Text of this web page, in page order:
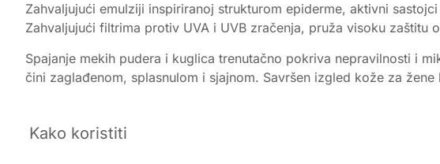
Zahvaljujući emulziji inspiriranoj strukturom epiderme, aktivni
Zahvaljujući filtrima protiv UVA i UVB zračenja, pruža visoku zaštitu
Spajanje mekih pudera i kuglica trenutačno pokriva nepravilnosti i
čini zaglađenom, splasnulom i sjajnom. Savršen izgled kože za
Kako koristiti